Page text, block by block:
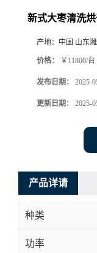
新式大枣清洗
产地： 中国 山东
价格： ￥11800/台
发布日期： 2025-
更新日期： 2025-
产品详请
种类
功率